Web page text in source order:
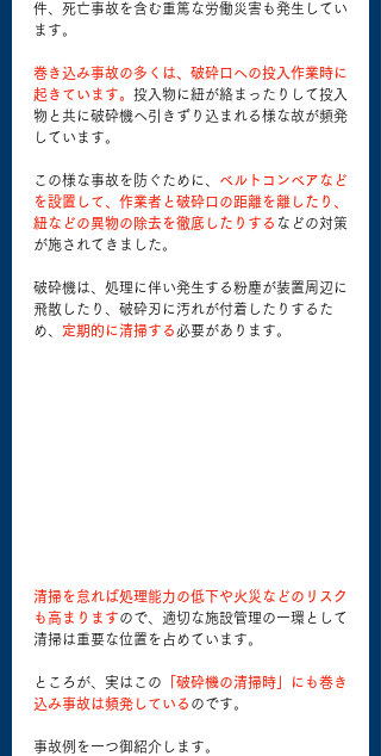
件、死亡事故を含む重篤な労働災害も発生してい
ます。
巻き込み事故の多くは、破砕口への投入作業時に
起きています。 投入物に紐が絡まったりして投入
物と共に破砕機へ引きずり込まれる様な故が頻発
しています。
この様な事故を防ぐために、 ベルトコンベアなど
を設置して、作業者と破砕口の距離を離したり、
紐などの異物の除去を徹底したりする などの対策
が施されてきました。
破砕機は、処理に伴い発生する粉塵が装置周辺に
飛散したり、破砕刃に汚れが付着したりするた
め、 定期的に清掃する必要があります。
清掃を怠れば処理能力の低下や火災などのリスク
も高まりますので、適切な施設管理の一環として
清掃は重要な位置を占めています。
ところが、実はこの 「破砕機の清掃時」にも巻き
込み事故は頻発している のです。
事故例を一つ御紹介します。